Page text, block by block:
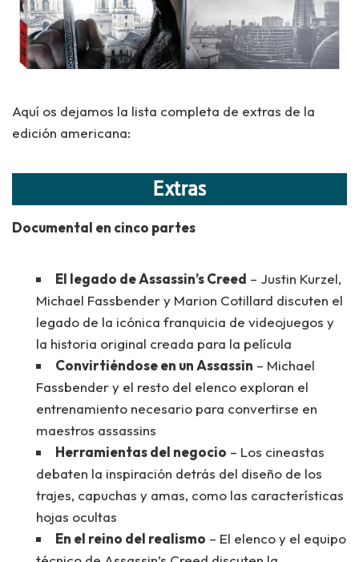
Aquí os dejamos la lista completa de extras de la
edición americana:
Extras
Documental en cinco partes
El legado de Assassin’s Creed – Justin Kurzel,
Michael Fassbender y Marion Cotillard discuten el
legado de la icónica franquicia de videojuegos y
la historia original creada para la película
Convirtiéndose en un Assassin – Michael
Fassbender y el resto del elenco exploran el
entrenamiento necesario para convertirse en
maestros assassins
Herramientas del negocio – Los cineastas
debaten la inspiración detrás del diseño de los
trajes, capuchas y amas, como las características
hojas ocultas
En el reino del realismo – El elenco y el equipo